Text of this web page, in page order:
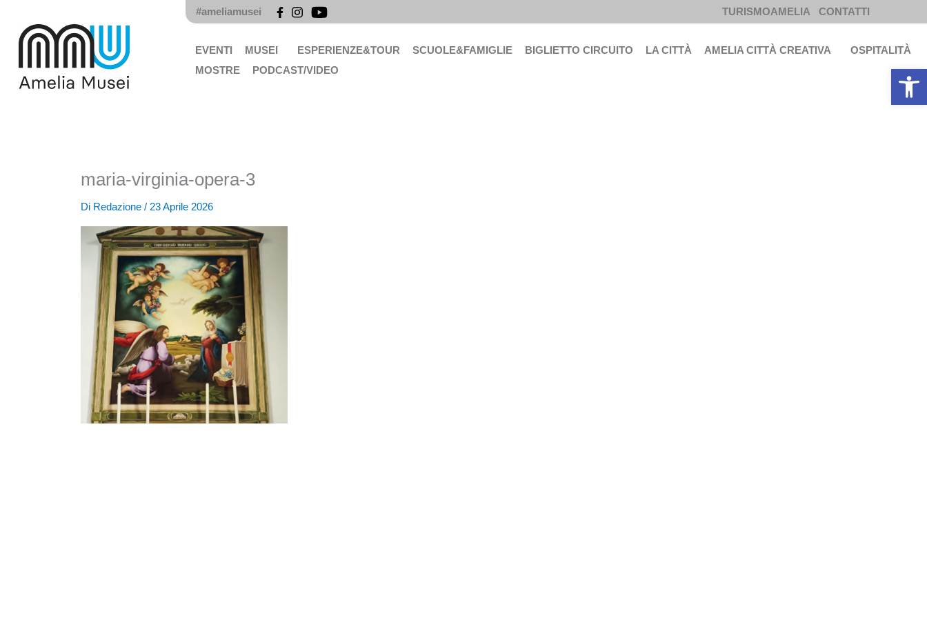
contenuto
#ameliamusei TURISMOAMELIA CONTATTI
EVENTI MUSEI ESPERIENZE&TOUR SCUOLE&FAMIGLIE BIGLIETTO CIRCUITO LA CITTÀ AMELIA CITTÀ CREATIVA
OSPITALITÀ
MOSTRE
PODCAST/VIDEO
maria-virginia-opera-3
Di Redazione / 23 Aprile 2026
Apri la